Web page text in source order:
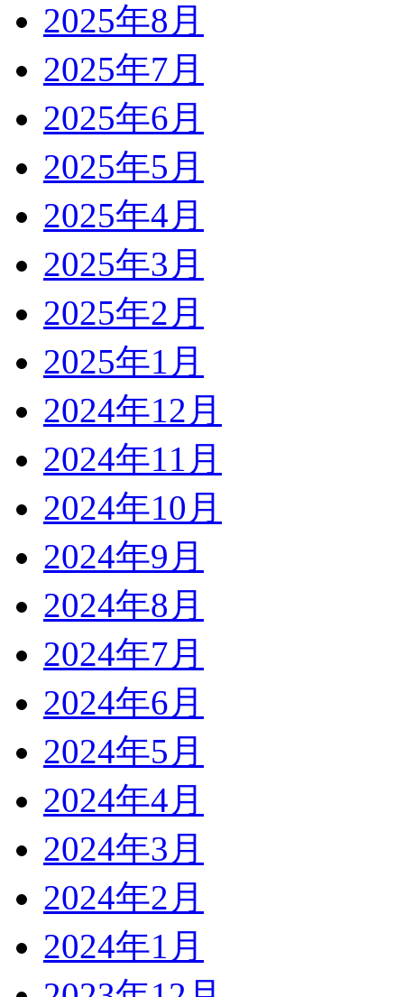
2025年8月
2025年7月
2025年6月
2025年5月
2025年4月
2025年3月
2025年2月
2025年1月
2024年12月
2024年11月
2024年10月
2024年9月
2024年8月
2024年7月
2024年6月
2024年5月
2024年4月
2024年3月
2024年2月
2024年1月